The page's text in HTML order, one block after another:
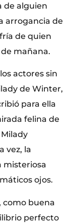
de alguien
arrogancia de
de quien
mañana.
actores sin
de Winter,
para ella
felina de
vez, la
misteriosa
ojos.
como buena
perfecto